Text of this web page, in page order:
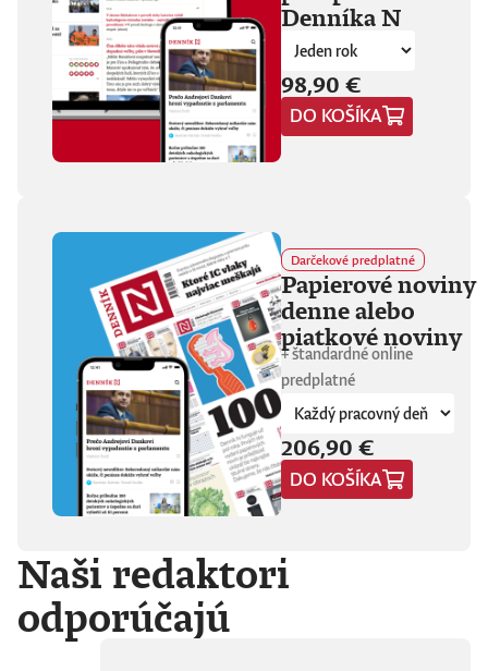
fanúšikovia aj
kritika dávajú palec
hore. Hrá pred
tisíckami ľudí na
festivaloch, vo
vypredaných sálach
aj v malých
punkových
ľudia, ktorí sa
predtým nepoznali,
vedú intenzívny
dialóg o hudbe a
stave sveta. V
štrnástich
tematicky
zameraných
kapitolách príde
okrem iného reč na
punk, trap,
rock’n’roll, Beatles,
Sex Pistols,
Dostojevského,
Hegela, Boha, GG
psychické diagnózy,
lásku, násilie,
rómstvo, working
class, anarchizmus,
okultizmus,
Denníka N
98,90 €
DO KOŠÍKA
Darčekové predplatné
Papierové noviny
denne alebo
piatkové noviny
+ štandardné online
predplatné
206,90 €
DO KOŠÍKA
Naši redaktori
odporúčajú